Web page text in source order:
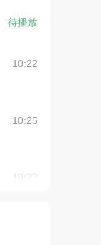
待播放
10:22
10:25
10:23